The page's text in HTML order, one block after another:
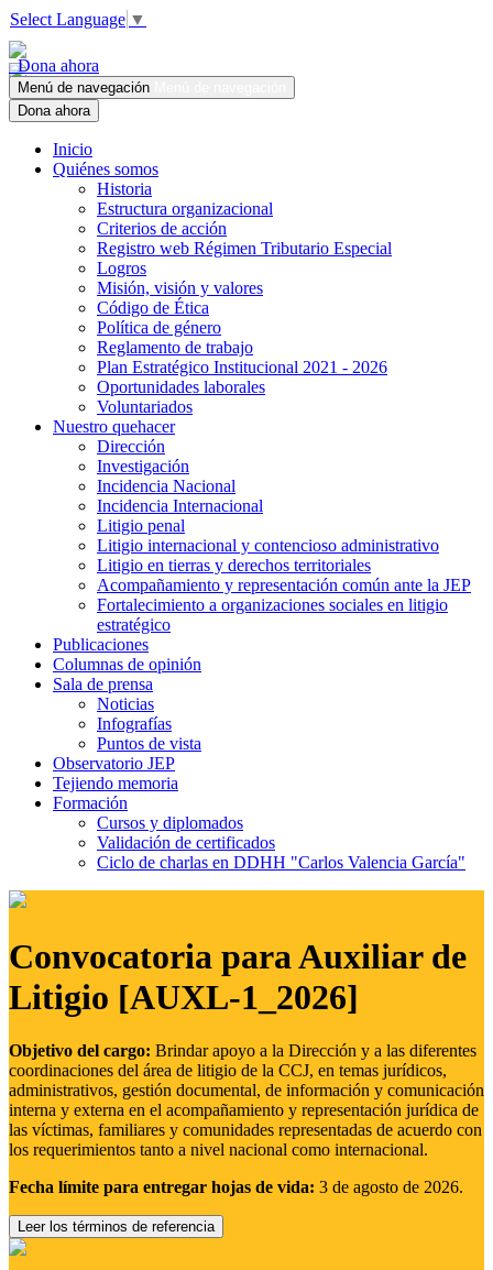
Select Language ▼
Dona ahora
Menú de navegación
Dona ahora
Inicio
Quiénes somos
Historia
Estructura organizacional
Criterios de acción
Registro web Régimen Tributario Especial
Logros
Misión, visión y valores
Código de Ética
Política de género
Reglamento de trabajo
Plan Estratégico Institucional 2021 - 2026
Oportunidades laborales
Voluntariados
Nuestro quehacer
Dirección
Investigación
Incidencia Nacional
Incidencia Internacional
Litigio penal
Litigio internacional y contencioso administrativo
Litigio en tierras y derechos territoriales
Acompañamiento y representación común ante la JEP
Fortalecimiento a organizaciones sociales en litigio
estratégico
Publicaciones
Columnas de opinión
Sala de prensa
Noticias
Infografías
Puntos de vista
Observatorio JEP
Tejiendo memoria
Formación
Cursos y diplomados
Validación de certificados
Ciclo de charlas en DDHH "Carlos Valencia García"
Convocatoria para Auxiliar de
Litigio [AUXL-1_2026]
Objetivo del cargo: Brindar apoyo a la Dirección y a las diferentes
coordinaciones del área de litigio de la CCJ, en temas jurídicos,
administrativos, gestión documental, de información y comunicación
interna y externa en el acompañamiento y representación jurídica de
las víctimas, familiares y comunidades representadas de acuerdo con
los requerimientos tanto a nivel nacional como internacional.
Fecha límite para entregar hojas de vida: 3 de agosto de 2026.
Leer los términos de referencia